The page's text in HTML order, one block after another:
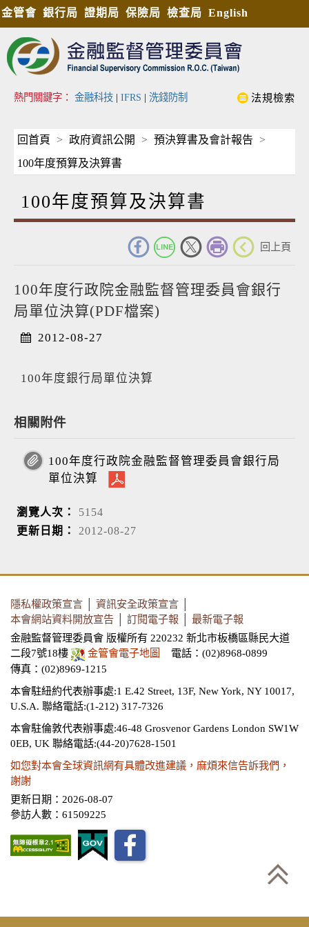
金管會 銀行局 證期局 保險局 檢查局 English
熱門關鍵字： 金融科技 | IFRS | 洗錢防制 法規檢索
回首頁 政府資訊公開
預決算書及會計報告
100年度預算及決算書
100年度預算及決算書
回上頁
100年度行政院金融監督管理委員會銀行
局單位決算(PDF檔案)
2012-08-27
100年度銀行局單位決算
相關附件
100年度行政院金融監督管理委員會銀行局
單位決算
瀏覽人次： 5154
更新日期： 2012-08-27
隱私權政策宣言 資訊安全政策宣言
本會網站資料開放宣告
訂閱電子報
最新電子報
金融監督管理委員會 版權所有 220232 新北市板橋區縣民大道
二段7號18樓
金管會電子地圖
電話：(02)8968-0899
傳真：(02)8969-1215
本會駐紐約代表辦事處:1 E.42 Street, 13F, New York, NY 10017,
U.S.A. 聯絡電話:(1-212) 317-7326
本會駐倫敦代表辦事處:46-48 Grosvenor Gardens London SW1W
0EB, UK 聯絡電話:(44-20)7628-1501
如您對本會全球資訊網有具體改進建議，麻煩來信告訴我們，
謝謝
更新日期：2026-08-07
參訪人數：61509225